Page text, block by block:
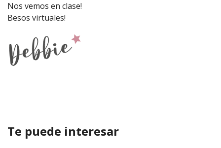
Nos vemos en clase!
Besos virtuales!
Te puede interesar